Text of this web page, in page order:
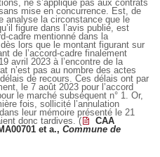
ne s’applique pas aux contrats
mise en concurrence. Est, de
analyse la circonstance que le
figure dans l’avis publié, est
cadre mentionné dans la
lors que le montant figurant sur
de l’accord-cadre finalement
avril 2023 à l’encontre de la
n’est pas au nombre des actes
de recours. Ces délais ont par
le 7 août 2023 pour l’accord
le marché subséquent n° 1. Or,
fois, sollicité l’annulation
leur mémoire présenté le 21
donc tardives. (
CAA
et a.,Commune de